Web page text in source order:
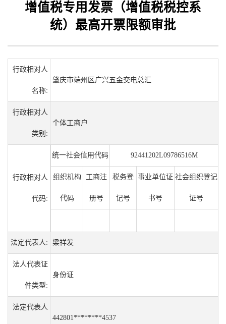
增值税专用发票（增值税税控系
统）最高开票限额审批
行政相对人
名称:
肇庆市端州区广兴五金交电总汇
行政相对人
类别:
个体工商户
行政相对人
代码:
统一社会信用代码 92441202L09786516M
组织机构
代码
工商注
册号
税务登
记号
事业单位证
书号
社会组织登记
证号
法定代表人: 梁祥发
法人代表证
件类型:
身份证
法定代表人
442801********4537